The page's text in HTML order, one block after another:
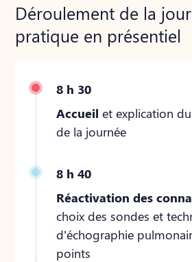
Déroulement de la
pratique en présentiel
8 h 30
Accueil et explication
de la journée
8 h 40
Réactivation des
choix des sondes et
d’échographie
points